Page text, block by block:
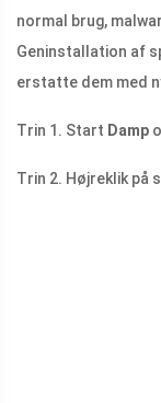
normal brug,
Geninstallation af
erstatte dem med
Trin 1. Start Damp
Trin 2. Højreklik